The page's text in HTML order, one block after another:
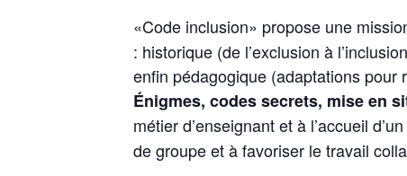
«Code inclusion» propose une
: historique (de l’exclusion à
enfin pédagogique (adaptations pour
Énigmes, codes secrets, mise en
métier d’enseignant et à l’accueil
de groupe et à favoriser le travail